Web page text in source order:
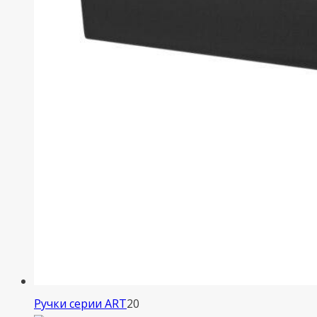
Ручки серии ART20